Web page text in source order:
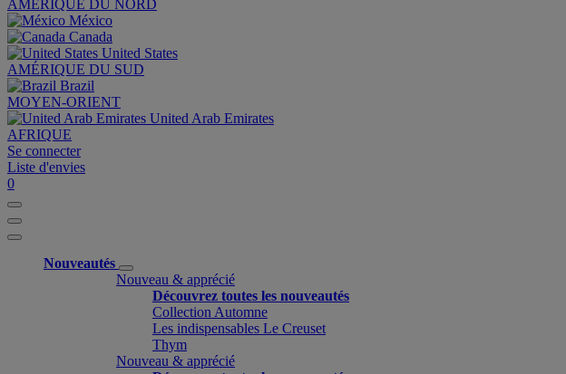
AMÉRIQUE DU NORD
México
Canada
United States
AMÉRIQUE DU SUD
Brazil
MOYEN-ORIENT
United Arab Emirates
AFRIQUE
Se connecter
Liste d'envies
0
Nouveautés
Nouveau & apprécié
Découvrez toutes les nouveautés
Collection Automne
Les indispensables Le Creuset
Thym
Nouveau & apprécié